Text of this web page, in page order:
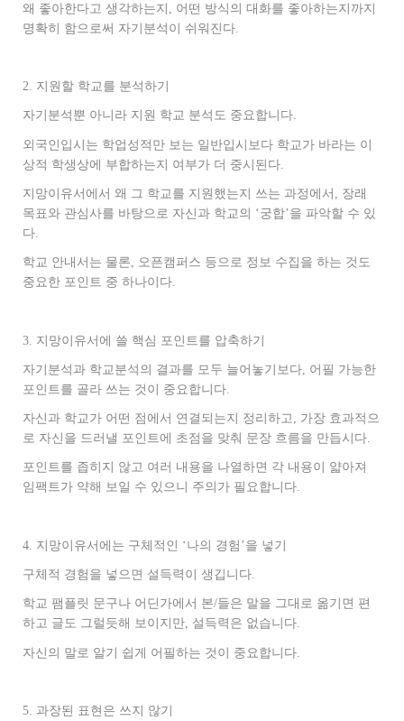
왜 좋아한다고 생각하는지, 어떤 방식의 대화를 좋아하는지까지
명확히 함으로써 자기분석이 쉬워진다.
2. 지원할 학교를 분석하기
자기분석뿐 아니라 지원 학교 분석도 중요합니다.
외국인입시는 학업성적만 보는 일반입시보다 학교가 바라는 이
상적 학생상에 부합하는지 여부가 더 중시된다.
지망이유서에서 왜 그 학교를 지원했는지 쓰는 과정에서, 장래
목표와 관심사를 바탕으로 자신과 학교의 ‘궁합’을 파악할 수 있
다.
학교 안내서는 물론, 오픈캠퍼스 등으로 정보 수집을 하는 것도
중요한 포인트 중 하나이다.
3. 지망이유서에 쓸 핵심 포인트를 압축하기
자기분석과 학교분석의 결과를 모두 늘어놓기보다, 어필 가능한
포인트를 골라 쓰는 것이 중요합니다.
자신과 학교가 어떤 점에서 연결되는지 정리하고, 가장 효과적으
로 자신을 드러낼 포인트에 초점을 맞춰 문장 흐름을 만듭시다.
포인트를 좁히지 않고 여러 내용을 나열하면 각 내용이 얇아져
임팩트가 약해 보일 수 있으니 주의가 필요합니다.
4. 지망이유서에는 구체적인 ‘나의 경험’을 넣기
구체적 경험을 넣으면 설득력이 생깁니다.
학교 팸플릿 문구나 어딘가에서 본/들은 말을 그대로 옮기면 편
하고 글도 그럴듯해 보이지만, 설득력은 없습니다.
자신의 말로 알기 쉽게 어필하는 것이 중요합니다.
5. 과장된 표현은 쓰지 않기